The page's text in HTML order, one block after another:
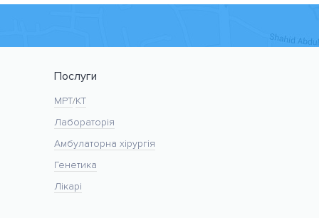
Послуги
МРТ/KT
Лабораторія
Амбулаторна хірургія
Генетика
Лікарі